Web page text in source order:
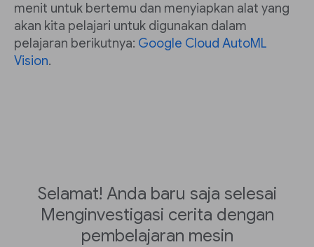
menit untuk bertemu dan menyiapkan alat yang
akan kita pelajari untuk digunakan dalam
pelajaran berikutnya: Google Cloud AutoML
Vision.
Selamat! Anda baru saja selesai
Menginvestigasi cerita dengan
pembelajaran mesin